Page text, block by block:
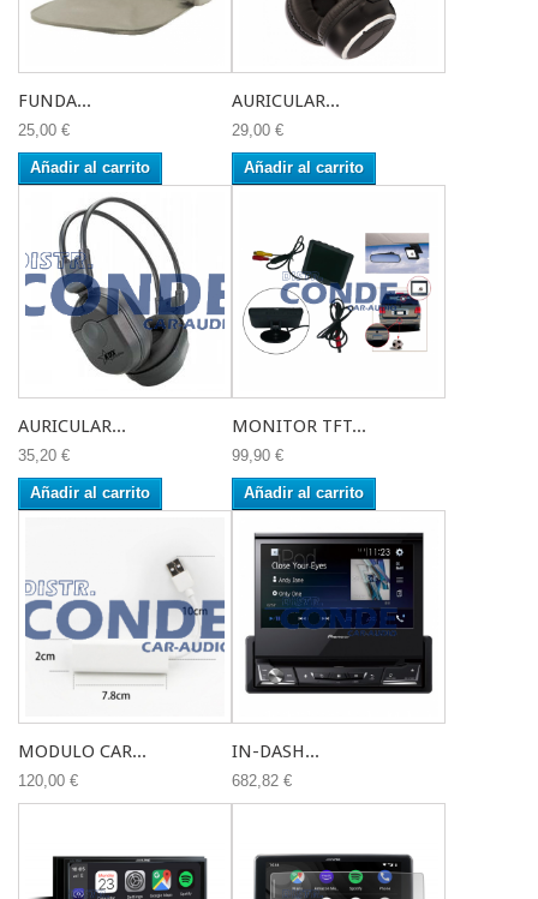
FUNDA...
25,00 €
Añadir al carrito
AURICULAR...
29,00 €
Añadir al carrito
AURICULAR...
35,20 €
Añadir al carrito
MONITOR TFT...
99,90 €
Añadir al carrito
MODULO CAR...
120,00 €
IN-DASH...
682,82 €